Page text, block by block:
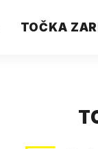
TOČKA